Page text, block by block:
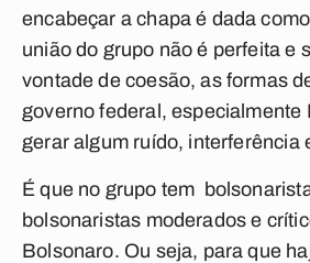
encabeçar a chapa é dada
união do grupo não é perfeita e
vontade de coesão, as formas
governo federal, especialmente
gerar algum ruído, interferência
É que no grupo tem
bolsonaristas moderados e
Bolsonaro. Ou seja, para que